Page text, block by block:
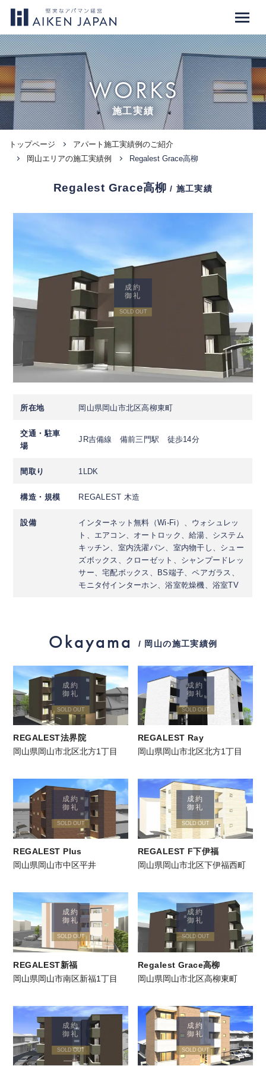
WORKS
施工実績
トップページ
アパート施工実績例のご紹介
岡山エリアの施工実績例
Regalest Grace高柳
Regalest Grace高柳 / 施工実績
成約
御礼
SOLD OUT
所在地 岡山県岡山市北区高柳東町
交通・駐車
場
JR吉備線 備前三門駅 徒歩14分
間取り 1LDK
構造・規模 REGALEST 木造
設備
インターネット無料（Wi-Fi）、ウォシュレッ
ト、エアコン、オートロック、給湯、システム
キッチン、室内洗濯パン、室内物干し、シュー
ズボックス、クローゼット、シャンプードレッ
サー、宅配ボックス、BS端子、ペアガラス、
モニタ付インターホン、浴室乾燥機、浴室TV
Okayama / 岡山の施工実績例
成約
御礼
SOLD OUT
REGALEST法界院
岡山県岡山市北区北方1丁目
成約
御礼
SOLD OUT
REGALEST Ray
岡山県岡山市北区北方1丁目
成約
御礼
SOLD OUT
REGALEST Plus
岡山県岡山市中区平井
成約
御礼
SOLD OUT
REGALEST F下伊福
岡山県岡山市北区下伊福西町
成約
御礼
SOLD OUT
REGALEST新福
岡山県岡山市南区新福1丁目
成約
御礼
SOLD OUT
Regalest Grace高柳
岡山県岡山市北区高柳東町
成約
御礼
SOLD OUT
成約
御礼
SOLD OUT